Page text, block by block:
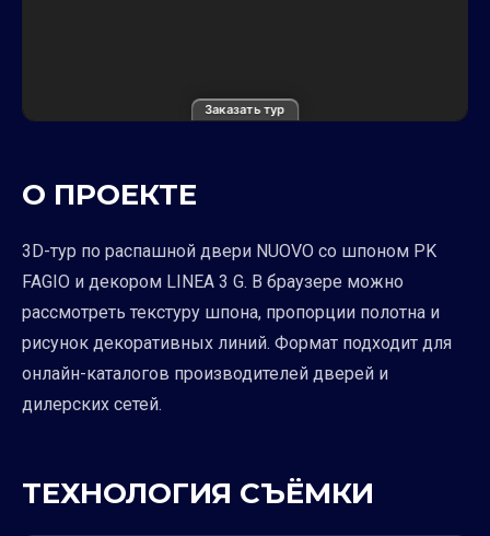
Заказать тур
О ПРОЕКТЕ
3D-тур по распашной двери NUOVO со шпоном PK
FAGIO и декором LINEA 3 G. В браузере можно
рассмотреть текстуру шпона, пропорции полотна и
рисунок декоративных линий. Формат подходит для
онлайн-каталогов производителей дверей и
дилерских сетей.
ТЕХНОЛОГИЯ СЪЁМКИ